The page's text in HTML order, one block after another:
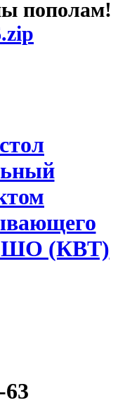
пополам!
стол
(КВТ)